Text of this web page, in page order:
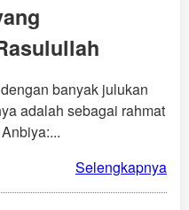
banyak julukan
adalah sebagai rahmat
Selengkapnya